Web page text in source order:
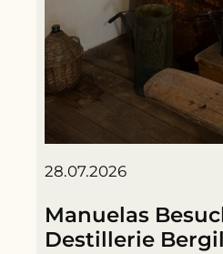
28.07.2026
Manuelas
Destillerie